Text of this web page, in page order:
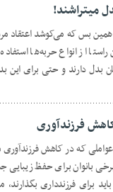
میتراشند!
همین بس که می‌کوشد اعتقاد
از انواع حربه‌ها
دارند و حتی برای این
فرزندآوری
که در کاهش
بانوان برای حفظ
فرزندداری بگذارند،